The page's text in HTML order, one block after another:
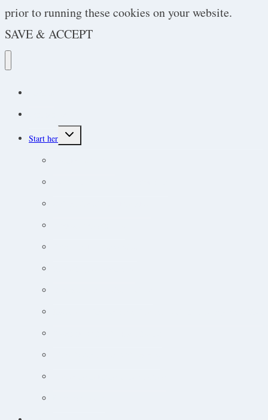
prior to running these cookies on your website.
SAVE & ACCEPT
Start her
Toggle